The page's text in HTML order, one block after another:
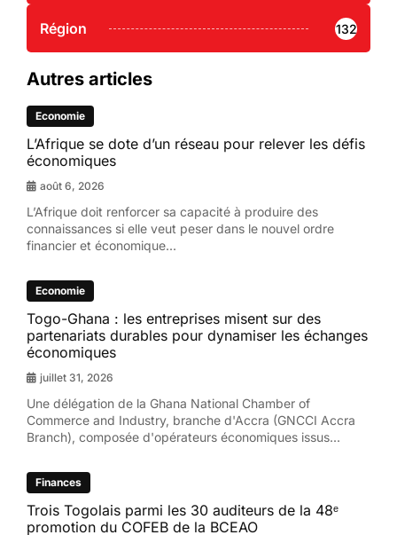
Région 132
Autres articles
Economie
L’Afrique se dote d’un réseau pour relever les défis
économiques
août 6, 2026
L’Afrique doit renforcer sa capacité à produire des
connaissances si elle veut peser dans le nouvel ordre
financier et économique...
Economie
Togo-Ghana : les entreprises misent sur des
partenariats durables pour dynamiser les échanges
économiques
juillet 31, 2026
Une délégation de la Ghana National Chamber of
Commerce and Industry, branche d'Accra (GNCCI Accra
Branch), composée d'opérateurs économiques issus...
Finances
Trois Togolais parmi les 30 auditeurs de la 48ᵉ
promotion du COFEB de la BCEAO